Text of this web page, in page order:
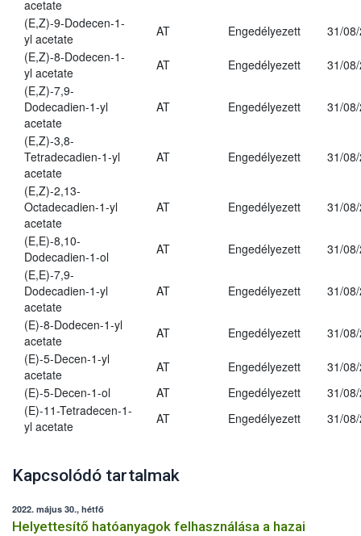
acetate
(E,Z)-9-Dodecen-1-
yl acetate
AT Engedélyezett
31/
(E,Z)-8-Dodecen-1-
yl acetate
AT Engedélyezett
31/
(E,Z)-7,9-
Dodecadien-1-yl
acetate
AT Engedélyezett 31/
(E,Z)-3,8-
Tetradecadien-1-yl
acetate
AT Engedélyezett 31/
(E,Z)-2,13-
Octadecadien-1-yl
acetate
AT Engedélyezett 31/
(E,E)-8,10-
Dodecadien-1-ol
AT Engedélyezett
31/
(E,E)-7,9-
Dodecadien-1-yl
acetate
AT Engedélyezett 31/
(E)-8-Dodecen-1-yl
acetate
AT Engedélyezett
31/
(E)-5-Decen-1-yl
acetate
AT Engedélyezett
31/
(E)-5-Decen-1-ol
AT Engedélyezett
31/
(E)-11-Tetradecen-1-
yl acetate
AT Engedélyezett 31/
Kapcsolódó tartalmak
2022. május 30., hétfő
Helyettesítő hatóanyagok felhasználása a hazai